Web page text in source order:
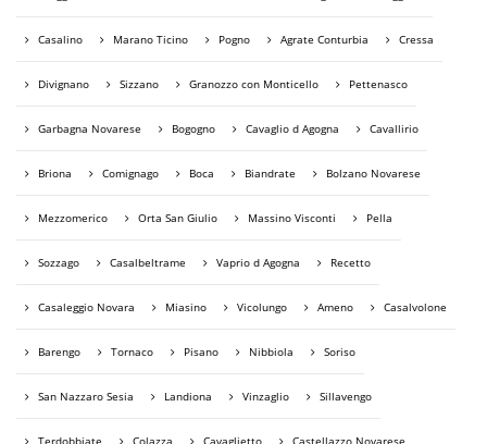
Casalino Marano Ticino Pogno Agrate Conturbia Cressa
Divignano Sizzano Granozzo con Monticello Pettenasco
Garbagna Novarese Bogogno Cavaglio d Agogna Cavallirio
Briona Comignago Boca Biandrate Bolzano Novarese
Mezzomerico Orta San Giulio Massino Visconti Pella
Sozzago Casalbeltrame Vaprio d Agogna Recetto
Casaleggio Novara Miasino Vicolungo Ameno Casalvolone
Barengo Tornaco Pisano Nibbiola Soriso
San Nazzaro Sesia Landiona Vinzaglio Sillavengo
Terdobbiate Colazza Cavaglietto Castellazzo Novarese